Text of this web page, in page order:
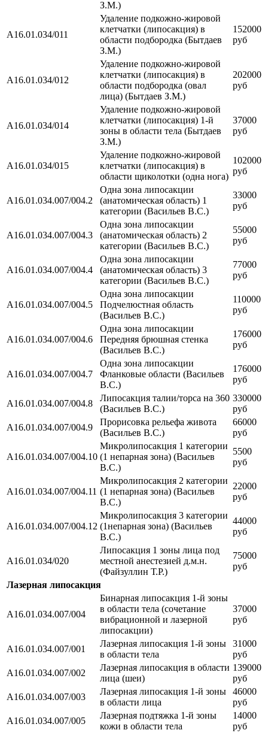
З.М.)
A16.01.034/011
Удаление подкожно-жировой
клетчатки (липосакция) в
области подбородка (Бытдаев
З.М.)
152000
руб
A16.01.034/012
Удаление подкожно-жировой
клетчатки (липосакция) в
области подбородка (овал
лица) (Бытдаев З.М.)
202000
руб
A16.01.034/014
Удаление подкожно-жировой
клетчатки (липосакция) 1-й
зоны в области тела (Бытдаев
З.М.)
37000
руб
A16.01.034/015
Удаление подкожно-жировой
клетчатки (липосакция) в
области щиколотки (одна нога)
102000
руб
A16.01.034.007/004.2
Одна зона липосакции
(анатомическая область) 1
категории (Васильев В.С.)
33000
руб
A16.01.034.007/004.3
Одна зона липосакции
(анатомическая область) 2
категории (Васильев В.С.)
55000
руб
A16.01.034.007/004.4
Одна зона липосакции
(анатомическая область) 3
категории (Васильев В.С.)
77000
руб
A16.01.034.007/004.5
Одна зона липосакции
Подчелюстная область
(Васильев В.С.)
110000
руб
A16.01.034.007/004.6
Одна зона липосакции
Передняя брюшная стенка
(Васильев В.С.)
176000
руб
A16.01.034.007/004.7
Одна зона липосакции
Фланковые области (Васильев
В.С.)
176000
руб
A16.01.034.007/004.8
Липосакция талии/торса на 360
(Васильев В.С.)
330000
руб
A16.01.034.007/004.9
Прорисовка рельефа живота
(Васильев В.С.)
66000
руб
A16.01.034.007/004.10
Микролипосакция 1 категории
(1 непарная зона) (Васильев
В.С.)
5500
руб
A16.01.034.007/004.11
Микролипосакция 2 категории
(1 непарная зона) (Васильев
В.С.)
22000
руб
A16.01.034.007/004.12
Микролипосакция 3 категории
(1непарная зона) (Васильев
В.С.)
44000
руб
A16.01.034/020
Липосакция 1 зоны лица под
местной анестезией д.м.н.
(Файзуллин Т.Р.)
75000
руб
Лазерная липосакция
A16.01.034.007/004
Бинарная липосакция 1-й зоны
в области тела (сочетание
вибрационной и лазерной
липосакции)
37000
руб
A16.01.034.007/001
Лазерная липосакция 1-й зоны
в области тела
31000
руб
A16.01.034.007/002
Лазерная липосакция в области
лица (шеи)
139000
руб
A16.01.034.007/003
Лазерная липосакция 1-й зоны
в области лица
46000
руб
A16.01.034.007/005
Лазерная подтяжка 1-й зоны
кожи в области тела
14000
руб